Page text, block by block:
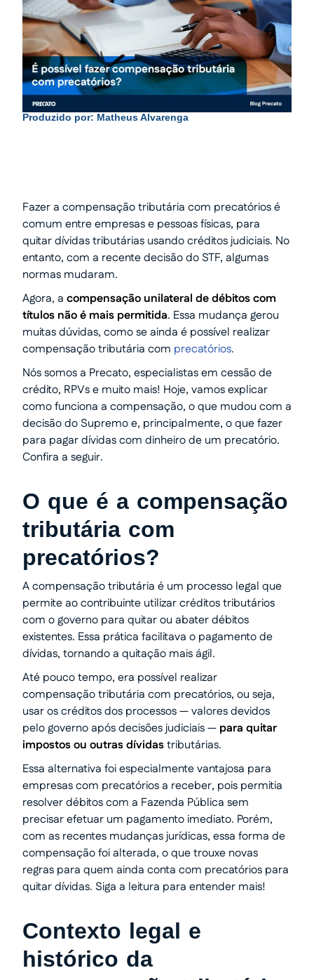
Produzido por: Matheus Alvarenga
Fazer a compensação tributária com precatórios é
comum entre empresas e pessoas físicas, para
quitar dívidas tributárias usando créditos judiciais. No
entanto, com a recente decisão do STF, algumas
normas mudaram.
Agora, a compensação unilateral de débitos com
títulos não é mais permitida. Essa mudança gerou
muitas dúvidas, como se ainda é possível realizar
compensação tributária com precatórios.
Nós somos a Precato, especialistas em cessão de
crédito, RPVs e muito mais! Hoje, vamos explicar
como funciona a compensação, o que mudou com a
decisão do Supremo e, principalmente, o que fazer
para pagar dívidas com dinheiro de um precatório.
Confira a seguir.
O que é a compensação
tributária com
precatórios?
A compensação tributária é um processo legal que
permite ao contribuinte utilizar créditos tributários
com o governo para quitar ou abater débitos
existentes. Essa prática facilitava o pagamento de
dívidas, tornando a quitação mais ágil.
Até pouco tempo, era possível realizar
compensação tributária com precatórios, ou seja,
usar os créditos dos processos — valores devidos
pelo governo após decisões judiciais — para quitar
impostos ou outras dívidastributárias.
Essa alternativa foi especialmente vantajosa para
empresas com precatórios a receber, pois permitia
resolver débitos com a Fazenda Pública sem
precisar efetuar um pagamento imediato. Porém,
com as recentes mudanças jurídicas, essa forma de
compensação foi alterada, o que trouxe novas
regras para quem ainda conta com precatórios para
quitar dívidas. Siga a leitura para entender mais!
Contexto legal e
histórico da